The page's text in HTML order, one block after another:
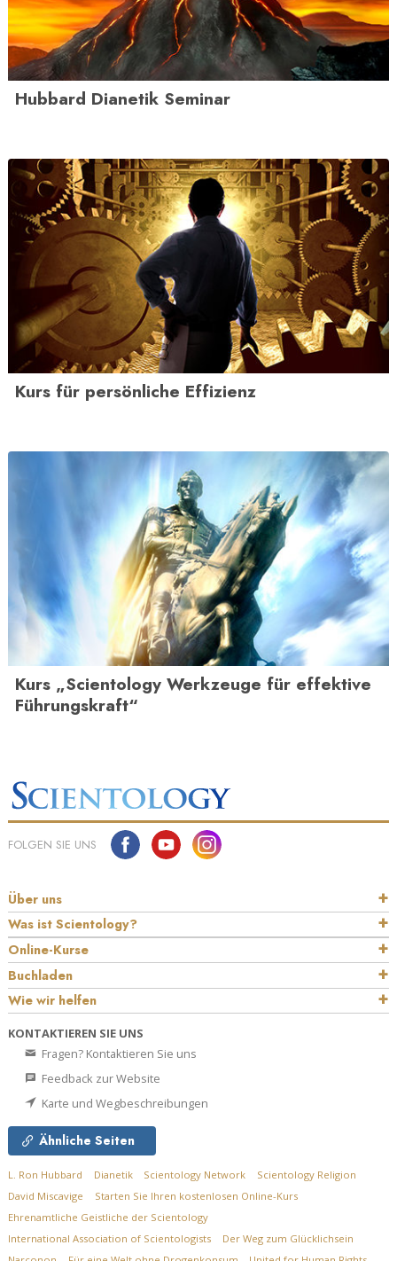
Hubbard Dianetik Seminar
Kurs für persönliche Effizienz
Kurs „Scientology Werkzeuge für effektive
Führungskraft“
FOLGEN SIE UNS
Über uns
Was ist Scientology?
Online-Kurse
Buchladen
Wie wir helfen
KONTAKTIEREN SIE UNS
Fragen? Kontaktieren Sie uns
Feedback zur Website
Karte und Wegbeschreibungen
Ähnliche Seiten
L. Ron Hubbard Dianetik Scientology Network
Scientology Religion
David Miscavige
Starten Sie Ihren kostenlosen Online-Kurs
Ehrenamtliche Geistliche der Scientology
International Association of Scientologists
Der Weg zum Glücklichsein